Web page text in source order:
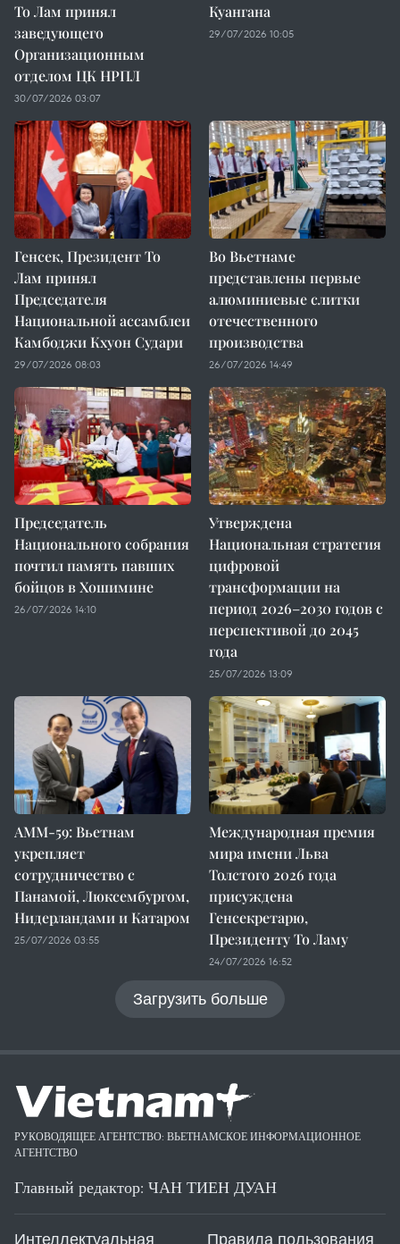
То Лам принял
заведующего
Организационным
отделом ЦК НРПЛ
30/07/2026 03:07
Куангана
29/07/2026 10:05
Генсек, Президент То
Лам принял
Председателя
Национальной ассамблеи
Камбоджи Кхуон Судари
29/07/2026 08:03
Во Вьетнаме
представлены первые
алюминиевые слитки
отечественного
производства
26/07/2026 14:49
Председатель
Национального собрания
почтил память павших
бойцов в Хошимине
26/07/2026 14:10
Утверждена
Национальная стратегия
цифровой
трансформации на
период 2026–2030 годов с
перспективой до 2045
года
25/07/2026 13:09
AMM-59: Вьетнам
укрепляет
сотрудничество с
Панамой, Люксембургом,
Нидерландами и Катаром
25/07/2026 03:55
Международная премия
мира имени Льва
Толстого 2026 года
присуждена
Генсекретарю,
Президенту То Ламу
24/07/2026 16:52
Загрузить больше
РУКОВОДЯЩЕЕ АГЕНТСТВО: ВЬЕТНАМСКОЕ ИНФОРМАЦИОННОЕ
АГЕНТСТВО
Главный редактор: ЧАН ТИЕН ДУАН
Интеллектуальная Правила пользования